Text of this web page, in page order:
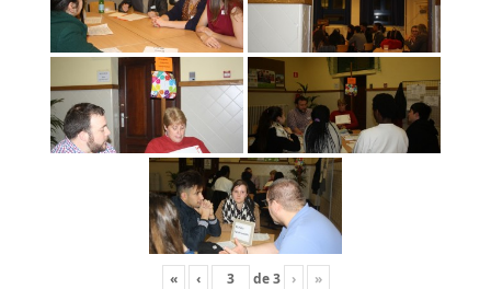
« ‹ de3 › »